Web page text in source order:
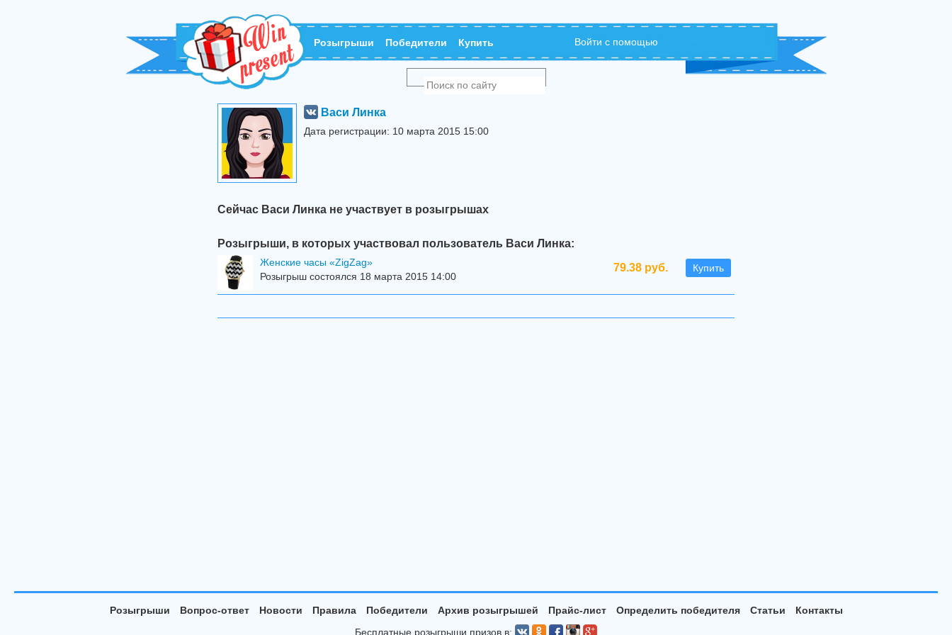
Розыгрыши Победители Купить Войти с помощью
Васи Линка
Дата регистрации: 10 марта 2015 15:00
Сейчас Васи Линка не участвует в розыгрышах
Розыгрыши, в которых участвовал пользователь Васи Линка:
79.38 руб. Купить
Женские часы «ZigZag»
Розыгрыш состоялся 18 марта 2015 14:00
Розыгрыши Вопрос-ответ Новости Правила Победители Архив розыгрышей Прайс-лист Определить победителя Статьи
Контакты
Бесплатные розыгрыши призов в: